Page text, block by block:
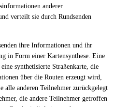
anderer
verteilt sie durch Rundsenden
ihre Informationen und ihr
in Form einer Kartensynthese. Eine
synthetisierte Straßenkarte, die
über die Routen erzeugt wird,
alle anderen Teilnehmer zurückgelegt
die andere Teilnehmer getroffen